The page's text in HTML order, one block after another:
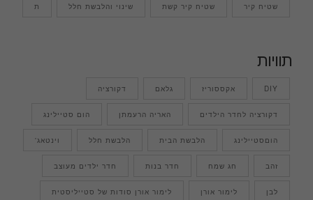
שטיח קיר שטיח קיר קשת שינוי והלבשת חלל ת
תוויות
DIY אקססוריז גלאם דקורציה
דקורציה לחדר הילדים האריה הרעמתן הום סטיילינג
הוםסטיילינג הלבשת הבית הלבשת חלל וינטאג'
זהב חג שמח חדר בנות חדר ילדים מעוצב
לבן לימור אורן לימור אורן סודות של סטייליסטית